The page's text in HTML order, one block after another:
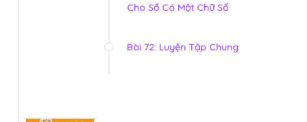
Cho Số Có Một Chữ Số
Bài 72: Luyện Tập Chung